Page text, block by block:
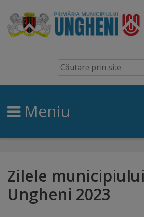
Ungheni
Prezentare
generală
Simbolurile
brand
Orașe
Meniu
Zilele municipiului
Ungheni 2023